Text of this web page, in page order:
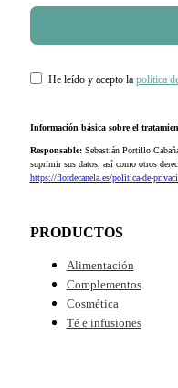
He leído y acepto la política
Información básica sobre el
Responsable:Sebastián Portillo
suprimir sus datos, así como otros
https://flordecanela.es/politica-de-
PRODUCTOS
Alimentación
Complementos
Cosmética
Té e infusiones